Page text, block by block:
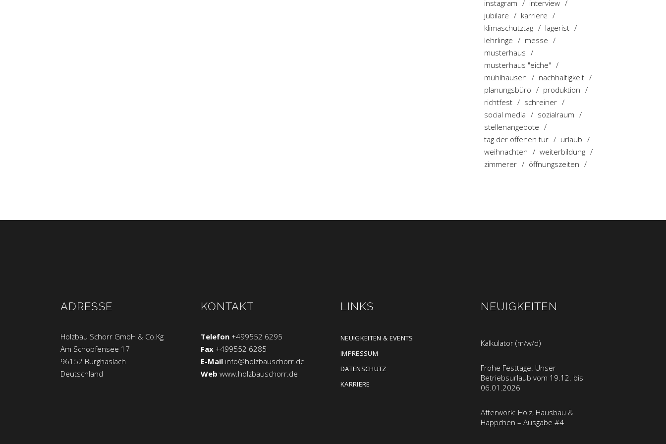
instagram
interview
jubilare
karriere
klimaschutztag
lagerist
lehrlinge
messe
musterhaus
musterhaus "eiche"
mühlhausen
nachhaltigkeit
planungsbüro
produktion
richtfest
schreiner
social media
sozialraum
stellenangebote
tag der offenen tür
urlaub
weihnachten
weiterbildung
zimmerer
öffnungszeiten
ADRESSE
Holzbau Schorr GmbH & Co.Kg
Am Schopfensee 17
96152 Burghaslach
Deutschland
KONTAKT
Telefon +499552 6295
Fax+499552 6285
E-Mail info@holzbauschorr.de
Web www.holzbauschorr.de
LINKS
NEUIGKEITEN & EVENTS
IMPRESSUM
DATENSCHUTZ
KARRIERE
NEUIGKEITEN
Kalkulator (m/w/d)
Frohe Festtage: Unser
Betriebsurlaub vom 19.12. bis
06.01.2026
Afterwork: Holz, Hausbau &
Häppchen – Ausgabe #4